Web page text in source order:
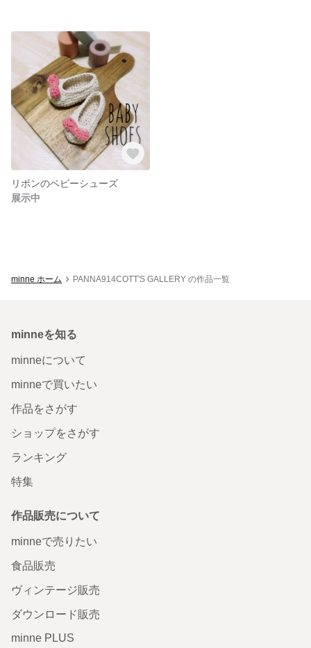
リボンのベビーシューズ
展示中
minne ホーム PANNA914COTT'S GALLERY の作品一覧
minneを知る
minneについて
minneで買いたい
作品をさがす
ショップをさがす
ランキング
特集
作品販売について
minneで売りたい
食品販売
ヴィンテージ販売
ダウンロード販売
minne PLUS